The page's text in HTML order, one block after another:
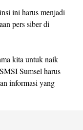
ini harus menjadi
pers siber di
kita untuk naik
Sumsel harus
informasi yang